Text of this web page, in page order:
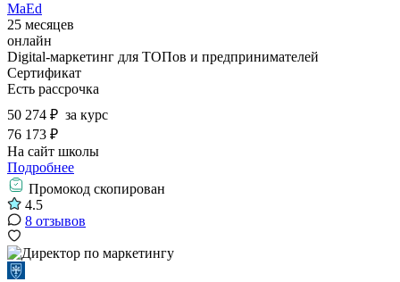
MaEd
25 месяцев
онлайн
Digital-маркетинг для ТОПов и предпринимателей
Сертификат
Есть рассрочка
50 274 ₽ за курс
76 173 ₽
На сайт школы
Подробнее
Промокод скопирован
4.5
8 отзывов